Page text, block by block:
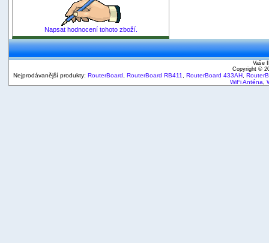
Napsat hodnocení tohoto zboží.
Vaše
Copyright ©
Nejprodávanější produkty: RouterBoard RouterBoard RB411 RouterBoard 433AH
WiFi Anténa